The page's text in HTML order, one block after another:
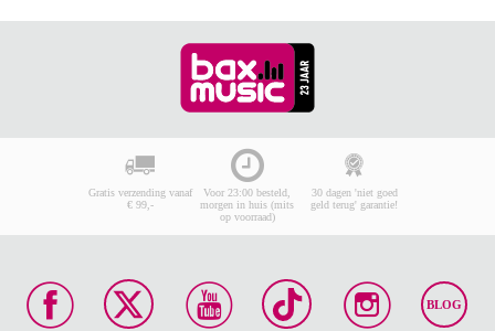
Gratis verzending vanaf
€ 99,-
Voor 23:00 besteld,
morgen in huis (mits
op voorraad)
30 dagen 'niet goed
geld terug' garantie!
BLOG